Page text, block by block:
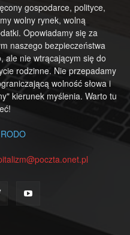
gospodarce, polityce,
wolny rynek, wolną
Opowiadamy się za
naszego bezpieczeństwa
ale nie wtrącającym się do
rodzinne. Nie przepadamy
wolność słowa i
kierunek myślenia. Warto tu